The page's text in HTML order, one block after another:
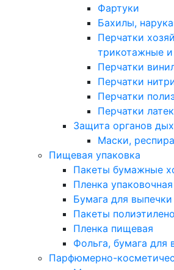
Фартуки
Бахилы,
Перчатки
трикотажные
Перчатки
Перчатки
Перчатки
Перчатки
Защита органов
Маски,
Пищевая упаковка
Пакеты бумажные
Пленка
Бумага для выпечки
Пакеты
Пленка пищевая
Фольга, бумага для
Парфюмерно-